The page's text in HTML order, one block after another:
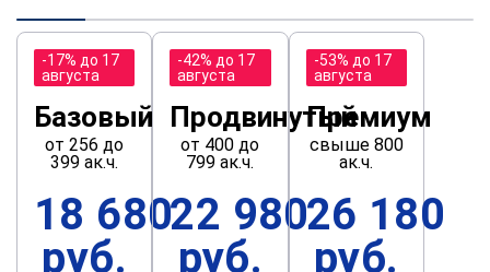
-17% до 17
августа
Базовый
от 256 до
399 ак.ч.
18 680
руб.
-42% до 17
августа
Продвинутый
от 400 до
799 ак.ч.
22 980
руб.
-53% до 17
августа
Премиум
свыше 800
ак.ч.
26 180
руб.